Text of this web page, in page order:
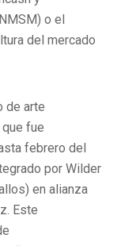
o el
del mercado
de arte
fue
febrero del
por Wilder
en alianza
Este